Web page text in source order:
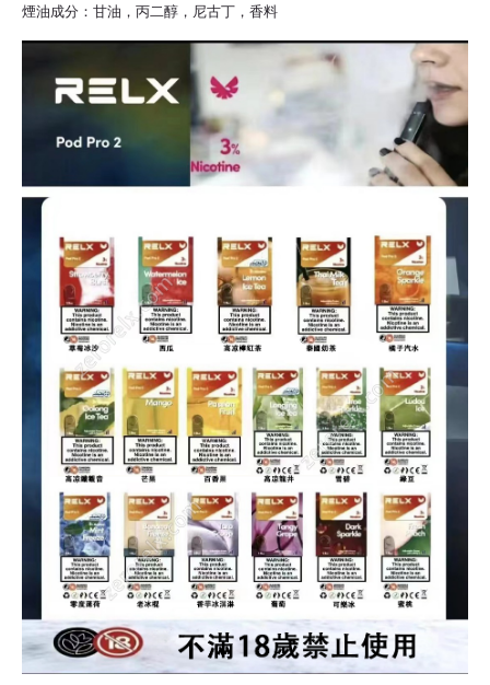
煙油成分：甘油，丙二醇，尼古丁，香料